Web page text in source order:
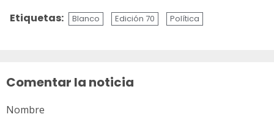
Etiquetas: Blanco Edición 70 Política
Comentar la noticia
Nombre